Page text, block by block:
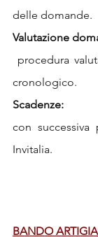
delle domande.
Valutazione
cronologico.
Scadenze:
con successiva
Invitalia.
BANDO